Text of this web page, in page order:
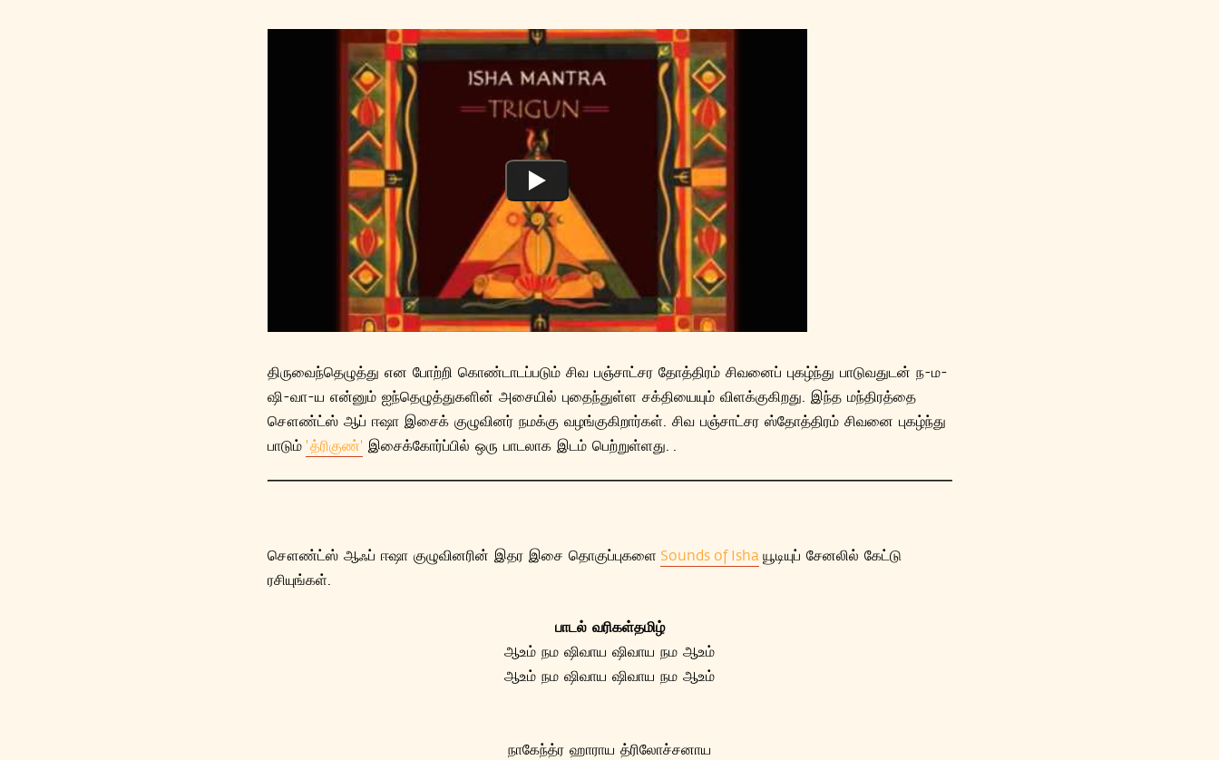
திருவைந்தெழுத்து என போற்றி கொண்டாடப்படும் சிவ பஞ்சாட்சர தோத்திரம் சிவனைப் புகழ்ந்து பாடுவதுடன் ந-ம-
ஷி-வா-ய என்னும் ஐந்தெழுத்துகளின் அசையில் புதைந்துள்ள சக்தியையும் விளக்குகிறது. இந்த மந்திரத்தை
சௌண்ட்ஸ் ஆப் ஈஷா இசைக் குழுவினர் நமக்கு வழங்குகிறார்கள். சிவ பஞ்சாட்சர ஸ்தோத்திரம் சிவனை புகழ்ந்து
பாடும் 'த்ரிகுண்' இசைக்கோர்ப்பில் ஒரு பாடலாக இடம் பெற்றுள்ளது. .
சௌண்ட்ஸ் ஆஃப் ஈஷா குழுவினரின் இதர இசை தொகுப்புகளை Sounds of Ishaயூடியுப் சேனலில் கேட்டு
ரசியுங்கள்.
பாடல் வரிகள்தமிழ்
ஆஉம் நம ஷிவாய ஷிவாய நம ஆஉம்
ஆஉம் நம ஷிவாய ஷிவாய நம ஆஉம்
நாகேந்த்ர ஹாராய த்ரிலோச்சனாய